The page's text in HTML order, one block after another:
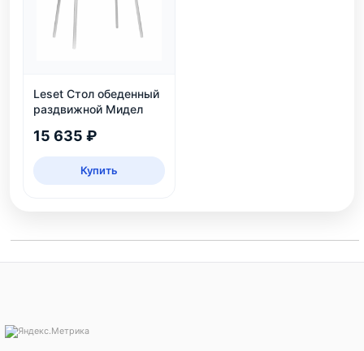
Leset Стол обеденный
раздвижной Мидел
15 635 ₽
Купить